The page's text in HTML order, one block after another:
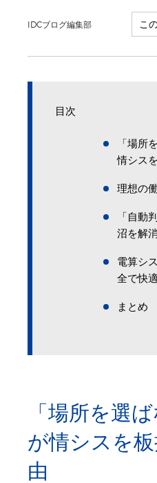
IDCブログ編集部
目次
「場所
情シス
理想の
「自動
沼を解
電算シ
全で快
まとめ
「場所を選
が情シスを
由